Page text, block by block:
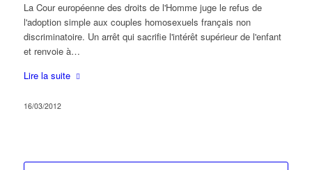
La Cour européenne des droits de l'Homme juge le refus de
l'adoption simple aux couples homosexuels français non
discriminatoire. Un arrêt qui sacrifie l'intérêt supérieur de l'enfant
et renvoie à…
Lire la suite
16/03/2012